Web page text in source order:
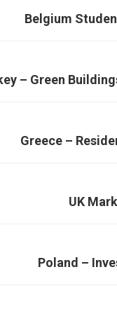
Belgium
– Green
Greece –
UK
Poland –